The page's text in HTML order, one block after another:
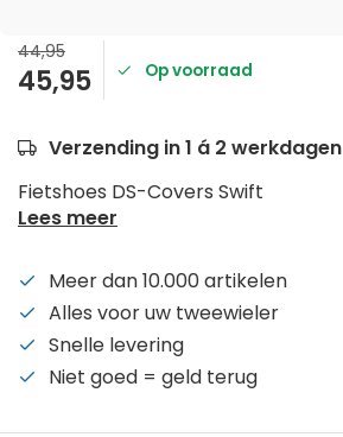
44,95
45,95 Op voorraad
Verzending in 1 á 2 werkdagen
Fietshoes DS-Covers Swift
Lees meer
Meer dan 10.000 artikelen
Alles voor uw tweewieler
Snelle levering
Niet goed = geld terug